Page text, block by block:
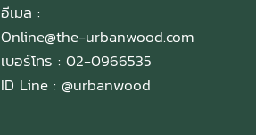
อีเมล :
Online@the-urbanwood.com
เบอร์โทร : 02-0966535
ID Line : @urbanwood